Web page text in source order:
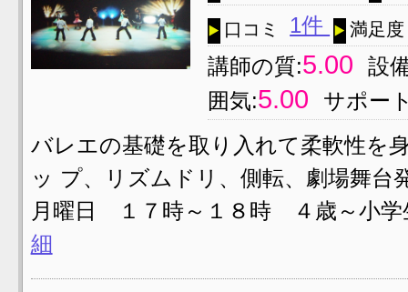
口コミ 1件 満足度
講師の質:5.00
設
囲気:5.00
サポー
バレエの基礎を取り入れて柔軟性を
ッ プ、リズムドリ、側転、劇場舞
月曜日 １７時～１８時 ４歳～小
細